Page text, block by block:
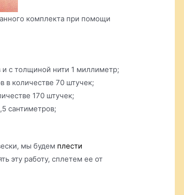
комплекта при помощи
с толщиной нити 1 миллиметр;
в количестве 70 штучек;
170 штучек;
сантиметров;
мы будем плести
эту работу, сплетем ее от